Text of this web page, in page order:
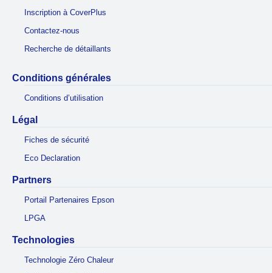
Inscription à CoverPlus
Contactez-nous
Recherche de détaillants
Conditions générales
Conditions d’utilisation
Légal
Fiches de sécurité
Eco Declaration
Partners
Portail Partenaires Epson
LPGA
Technologies
Technologie Zéro Chaleur